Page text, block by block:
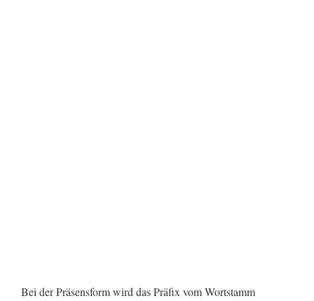
Bei der Präsensform wird das Präfix vom Wortstamm